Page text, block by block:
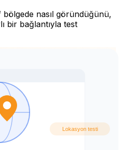
nasıl göründüğünü,
bir bağlantıyla test